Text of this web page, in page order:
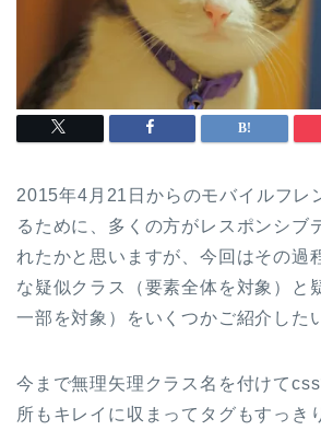
2015年4月21日からのモバイルフレ
るために、多くの方がレスポンシブ
れたかと思いますが、今回はその過
な疑似クラス（要素全体を対象）と
一部を対象）をいくつかご紹介した
今まで無理矢理クラス名を付けて
所もキレイに収まってタグもすっき